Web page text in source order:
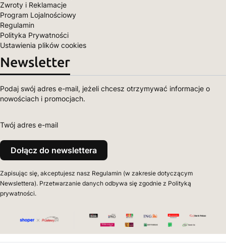
Zwroty i Reklamacje
Program Lojalnościowy
Regulamin
Polityka Prywatności
Ustawienia plików cookies
Newsletter
Podaj swój adres e-mail, jeżeli chcesz otrzymywać informacje o
nowościach i promocjach.
Twój adres e-mail
Dołącz do newslettera
Zapisując się, akceptujesz nasz Regulamin (w zakresie dotyczącym
Newslettera). Przetwarzanie danych odbywa się zgodnie z Polityką
prywatności.